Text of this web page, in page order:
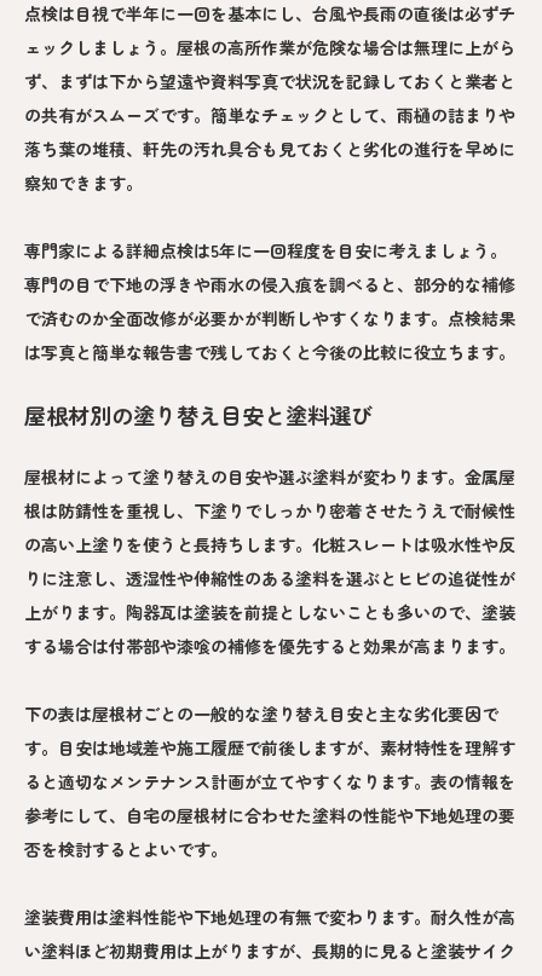
点検は目視で半年に一回を基本にし、台風や長雨の直後は必ずチ
ェックしましょう。屋根の高所作業が危険な場合は無理に上がら
ず、まずは下から望遠や資料写真で状況を記録しておくと業者と
の共有がスムーズです。簡単なチェックとして、雨樋の詰まりや
落ち葉の堆積、軒先の汚れ具合も見ておくと劣化の進行を早めに
察知できます。
専門家による詳細点検は5年に一回程度を目安に考えましょう。
専門の目で下地の浮きや雨水の侵入痕を調べると、部分的な補修
で済むのか全面改修が必要かが判断しやすくなります。点検結果
は写真と簡単な報告書で残しておくと今後の比較に役立ちます。
屋根材別の塗り替え目安と塗料選び
屋根材によって塗り替えの目安や選ぶ塗料が変わります。金属屋
根は防錆性を重視し、下塗りでしっかり密着させたうえで耐候性
の高い上塗りを使うと長持ちします。化粧スレートは吸水性や反
りに注意し、透湿性や伸縮性のある塗料を選ぶとヒビの追従性が
上がります。陶器瓦は塗装を前提としないことも多いので、塗装
する場合は付帯部や漆喰の補修を優先すると効果が高まります。
下の表は屋根材ごとの一般的な塗り替え目安と主な劣化要因で
す。目安は地域差や施工履歴で前後しますが、素材特性を理解す
ると適切なメンテナンス計画が立てやすくなります。表の情報を
参考にして、自宅の屋根材に合わせた塗料の性能や下地処理の要
否を検討するとよいです。
塗装費用は塗料性能や下地処理の有無で変わります。耐久性が高
い塗料ほど初期費用は上がりますが、長期的に見ると塗装サイク